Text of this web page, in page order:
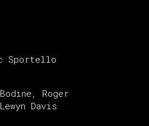
Sportello
Roger
Davis